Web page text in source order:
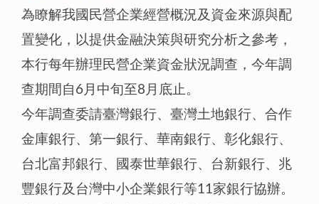
為瞭解我國民營企業經營概況及資金來源與配
置變化，以提供金融決策與研究分析之參考，
本行每年辦理民營企業資金狀況調查，今年調
查期間自6月中旬至8月底止。
今年調查委請臺灣銀行、臺灣土地銀行、合作
金庫銀行、第一銀行、華南銀行、彰化銀行、
台北富邦銀行、國泰世華銀行、台新銀行、兆
豐銀行及台灣中小企業銀行等11家銀行協辦。